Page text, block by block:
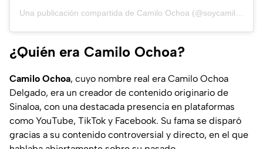
Una publicación compartida de Camilo Ochoa (@soycamiloochoa)
¿Quién era Camilo Ochoa?
Camilo Ochoa, cuyo nombre real era Camilo Ochoa
Delgado, era un creador de contenido originario de
Sinaloa, con una destacada presencia en plataformas
como YouTube, TikTok y Facebook. Su fama se disparó
gracias a su contenido controversial y directo, en el que